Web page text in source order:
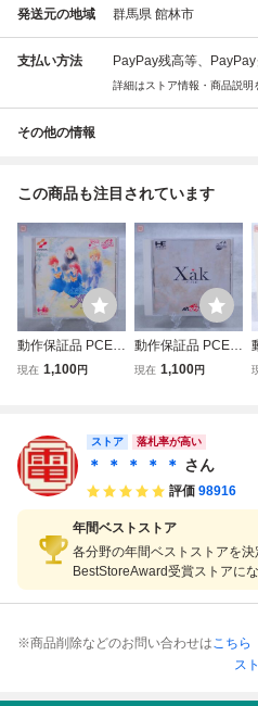
発送元の地域 群馬県 館林市
支払い方法 PayPay残高等、
詳細はストア情報・商品説
その他の情報
この商品も注目されています
動作保証品 PCE P
Cエンジン SUPE
現在 1,100円
動作保証品 PCE P
Cエンジン SUPE
現在 1,100円
ストア 落札率が高い
＊ ＊ ＊ ＊ ＊ さん
評価 98916
年間ベストストア
各分野の年間ベストストアを
BestStoreAward受賞ストアにな
※商品削除などのお問い合わせはこちら
ス